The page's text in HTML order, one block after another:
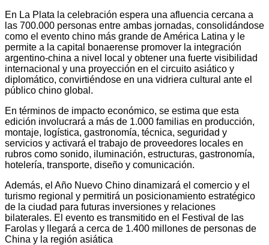
En La Plata la celebración espera una afluencia cercana a
las 700.000 personas entre ambas jornadas, consolidándose
como el evento chino más grande de América Latina y le
permite a la capital bonaerense promover la integración
argentino-china a nivel local y obtener una fuerte visibilidad
internacional y una proyección en el circuito asiático y
diplomático, convirtiéndose en una vidriera cultural ante el
público chino global.
En términos de impacto económico, se estima que esta
edición involucrará a más de 1.000 familias en producción,
montaje, logística, gastronomía, técnica, seguridad y
servicios y activará el trabajo de proveedores locales en
rubros como sonido, iluminación, estructuras, gastronomía,
hotelería, transporte, diseño y comunicación.
Además, el Año Nuevo Chino dinamizará el comercio y el
turismo regional y permitirá un posicionamiento estratégico
de la ciudad para futuras inversiones y relaciones
bilaterales. El evento es transmitido en el Festival de las
Farolas y llegará a cerca de 1.400 millones de personas de
China y la región asiática